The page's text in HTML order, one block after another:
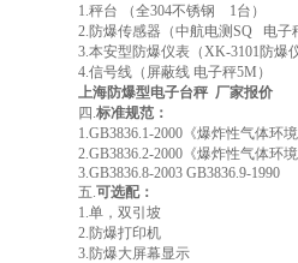
1.秤台 （全304不锈钢 1台）
2. 防爆传感器（中航电测SQ 电子
3.本安型防爆仪表（XK-3101 防爆
4.信号线（屏蔽线 电子秤5M ）
上海防爆型电子台秤 厂家报价
四 .标准规范：
1.GB3836.1-2000 《爆炸性气体环
2.GB3836.2-2000 《爆炸性气体环
3.GB3836.8-2003 GB3836.9-1990
五.可选配：
1.单，双引坡
2. 防爆打印机
3. 防爆大屏幕显示